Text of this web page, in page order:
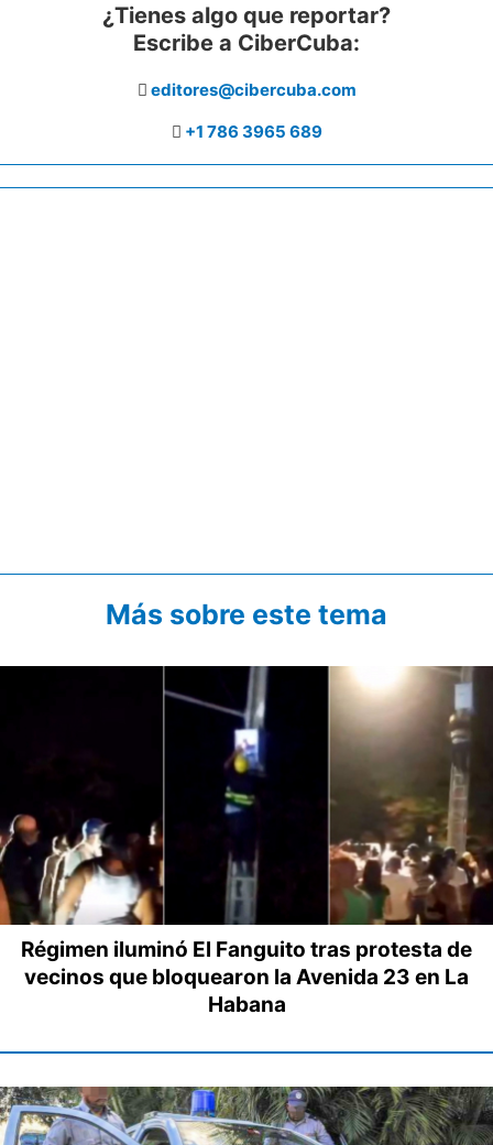
¿Tienes algo que reportar?
Escribe a CiberCuba:
editores@cibercuba.com
+1 786 3965 689
Más sobre este tema
Régimen iluminó El Fanguito tras protesta de
vecinos que bloquearon la Avenida 23 en La
Habana